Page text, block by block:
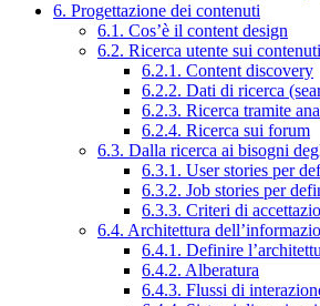
6. Progettazione dei contenuti
6.1. Cos’è il content design
6.2. Ricerca utente sui
6.2.1. Content discovery
6.2.2. Dati di ricerca
6.2.3. Ricerca tramite
6.2.4. Ricerca sui forum
6.3. Dalla ricerca ai bisogni
6.3.1. User stories per
6.3.2. Job stories per
6.3.3. Criteri di
6.4. Architettura
6.4.1. Definire
6.4.2. Alberatura
6.4.3. Flussi di